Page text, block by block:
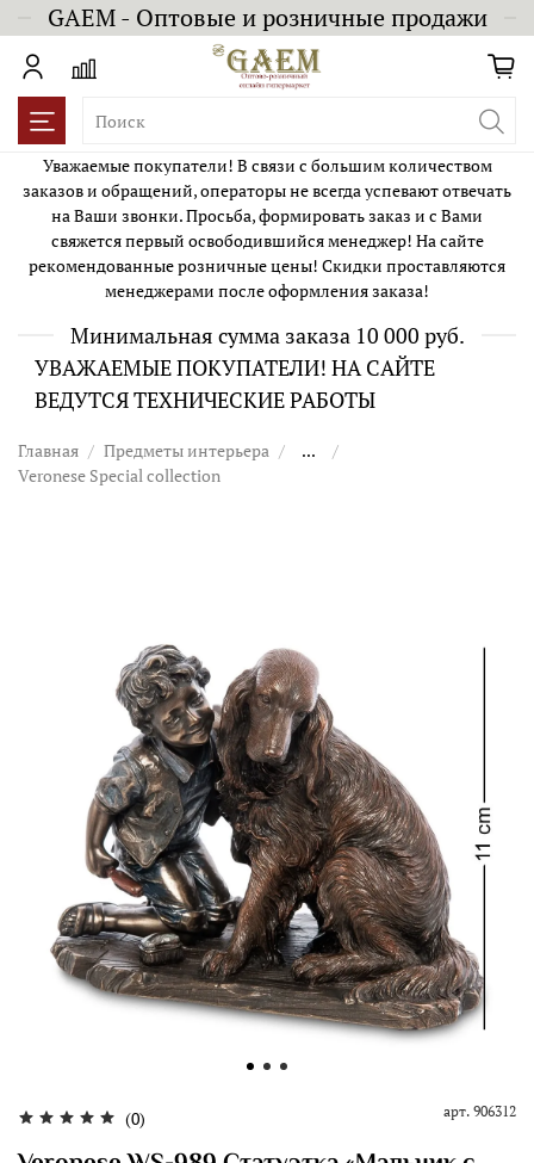
GAEM - Оптовые и розничные продажи
Уважаемые покупатели! В связи с большим количеством
заказов и обращений, операторы не всегда успевают отвечать
на Ваши звонки. Просьба, формировать заказ и с Вами
свяжется первый освободившийся менеджер! На сайте
рекомендованные розничные цены! Скидки проставляются
менеджерами после оформления заказа!
Минимальная сумма заказа 10 000 руб.
УВАЖАЕМЫЕ ПОКУПАТЕЛИ! НА САЙТЕ
ВЕДУТСЯ ТЕХНИЧЕСКИЕ РАБОТЫ
Главная Предметы интерьера
...
Veronese Special collection
(0) арт. 906312